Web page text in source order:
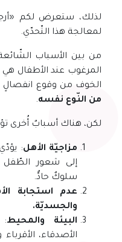
لذلك، ستعرض لكم
لمعالجة هذا التّحدّي.
من بين الأسباب
المرغوب عند الأطفال هي
الخوف من وقوع انفصالٍ
من النّوع نفسه.
لكن، هناك أسبابٌ أُخرى
مزاجيّة الأهل:
إلى شعور الطّفل
سلوكٌ حادٌّ.
عدم استجابة
والجسديّة.
البيئة والمحيط:
الأصدقاء،